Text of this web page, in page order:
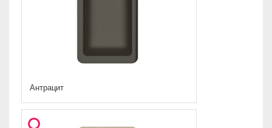
Антрацит